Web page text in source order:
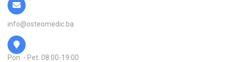
info@osteomedic.ba
Pon. - Pet. 08:00-19:00